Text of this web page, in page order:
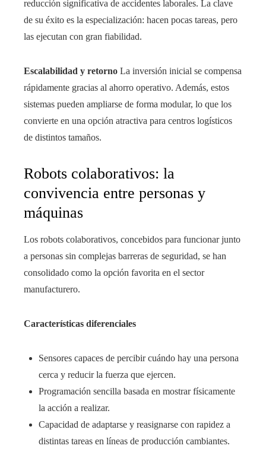
reducción significativa de accidentes laborales. La clave
de su éxito es la especialización: hacen pocas tareas, pero
las ejecutan con gran fiabilidad.
Escalabilidad y retorno La inversión inicial se compensa
rápidamente gracias al ahorro operativo. Además, estos
sistemas pueden ampliarse de forma modular, lo que los
convierte en una opción atractiva para centros logísticos
de distintos tamaños.
Robots colaborativos: la
convivencia entre personas y
máquinas
Los robots colaborativos, concebidos para funcionar junto
a personas sin complejas barreras de seguridad, se han
consolidado como la opción favorita en el sector
manufacturero.
Características diferenciales
Sensores capaces de percibir cuándo hay una persona
cerca y reducir la fuerza que ejercen.
Programación sencilla basada en mostrar físicamente
la acción a realizar.
Capacidad de adaptarse y reasignarse con rapidez a
distintas tareas en líneas de producción cambiantes.